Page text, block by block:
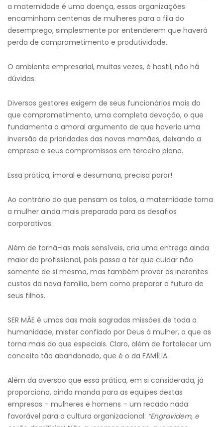
a maternidade é uma doença, essas organizações
encaminham centenas de mulheres para a fila do
desemprego, simplesmente por entenderem que haverá
perda de comprometimento e produtividade.
O ambiente empresarial, muitas vezes, é hostil, não há
dúvidas.
Diversos gestores exigem de seus funcionários mais do
que comprometimento, uma completa devoção, o que
fundamenta o amoral argumento de que haveria uma
inversão de prioridades das novas mamães, deixando a
empresa e seus compromissos em terceiro plano.
Essa prática, imoral e desumana, precisa parar!
Ao contrário do que pensam os tolos, a maternidade torna
a mulher ainda mais preparada para os desafios
corporativos.
Além de torná-las mais sensíveis, cria uma entrega ainda
maior da profissional, pois passa a ter que cuidar não
somente de si mesma, mas também prover os inerentes
custos da nova família, bem como preparar o futuro de
seus filhos.
SER MÃE é umas das mais sagradas missões de toda a
humanidade, mister confiado por Deus à mulher, o que as
torna mais do que especiais. Claro, além de fortalecer um
conceito tão abandonado, que é o da FAMÍLIA.
Além da aversão que essa prática, em si considerada, já
proporciona, ainda manda para as equipes destas
empresas – mulheres e homens – um recado nada
favorável para a cultura organizacional: “Engravidem, e